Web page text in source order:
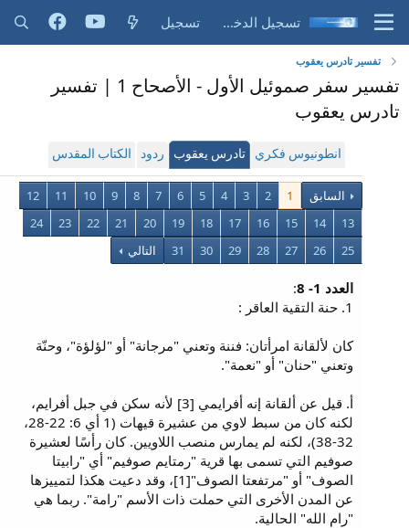
تسجيل الدخول تسجيل
تفسير تادرس يعقوب
تفسير سفر صموئيل الأول - الأصحاح 1 | تفسير
تادرس يعقوب
انطونيوس فكري تادرس يعقوب ردود الكتاب المقدس
السابق 1
2
3
4
5
6
7
8
9
10
11
12
13
14
15
16
17
18
19
20
21
22
23
24
25
26
27
28
29
30
31 التالي
العدد 1- 8
:
1. حنة التقية العاقر :
كان لألقانة امرأتان: فننة وتعني "مرجانة" أو "لؤلؤة"، وحنّة
وتعني "حنان" أو "نعمة".
أ. قيل عن ألقانة إنه أفرايمي [3] لأنه سكن في جبل أفرايم،
لكنه كان من سبط لاوي من عشيرة قيهات (1 أي 6: 22-28،
32-38)، لكنه لم يمارس منصب اللاويين. كان رأسًا لعشيرة
صوفيم التي تسمى بها قرية "رمتايم صوفيم" أي "رابيتا
الصوف" أو "مرتفعتا الصوف"[1]، وقد دعيت هكذا لتمييزها
عن المدن الأخرى التي حملت ذات الأسم "رامة". ربما هي
"رام الله" الحالية.